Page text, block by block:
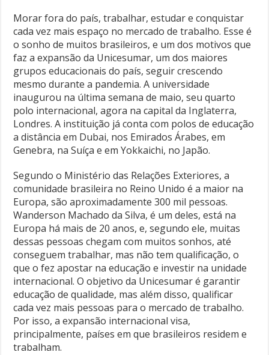
Morar fora do país, trabalhar, estudar e conquistar
cada vez mais espaço no mercado de trabalho. Esse é
o sonho de muitos brasileiros, e um dos motivos que
faz a expansão da Unicesumar, um dos maiores
grupos educacionais do país, seguir crescendo
mesmo durante a pandemia. A universidade
inaugurou na última semana de maio, seu quarto
polo internacional, agora na capital da Inglaterra,
Londres. A instituição já conta com polos de educação
a distância em Dubai, nos Emirados Árabes, em
Genebra, na Suíça e em Yokkaichi, no Japão.
Segundo o Ministério das Relações Exteriores, a
comunidade brasileira no Reino Unido é a maior na
Europa, são aproximadamente 300 mil pessoas.
Wanderson Machado da Silva, é um deles, está na
Europa há mais de 20 anos, e, segundo ele, muitas
dessas pessoas chegam com muitos sonhos, até
conseguem trabalhar, mas não tem qualificação, o
que o fez apostar na educação e investir na unidade
internacional. O objetivo da Unicesumar é garantir
educação de qualidade, mas além disso, qualificar
cada vez mais pessoas para o mercado de trabalho.
Por isso, a expansão internacional visa,
principalmente, países em que brasileiros residem e
trabalham.